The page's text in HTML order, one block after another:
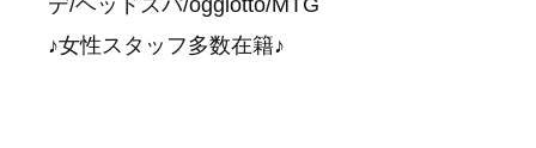
♪女性スタッフ多数在籍♪